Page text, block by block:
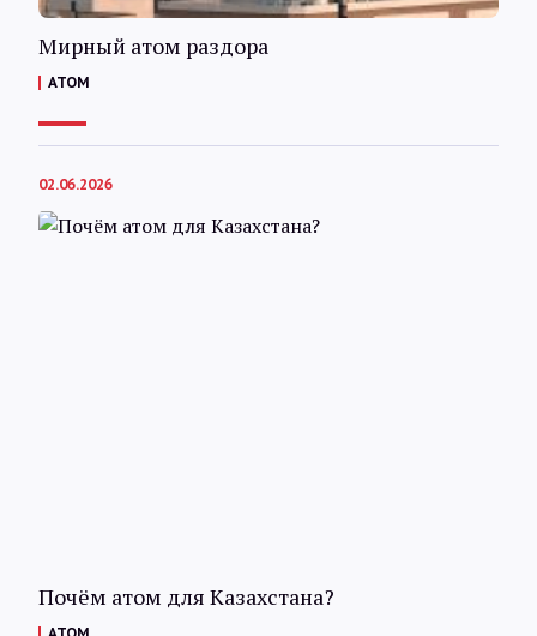
Мирный атом раздора
АТОМ
02.06.2026
Почём атом для Казахстана?